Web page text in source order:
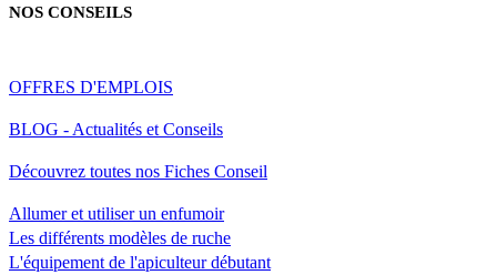
NOS CONSEILS
OFFRES D'EMPLOIS
BLOG - Actualités et Conseils
Découvrez toutes nos Fiches Conseil
Allumer et utiliser un enfumoir
Les différents modèles de ruche
L'équipement de l'apiculteur débutant